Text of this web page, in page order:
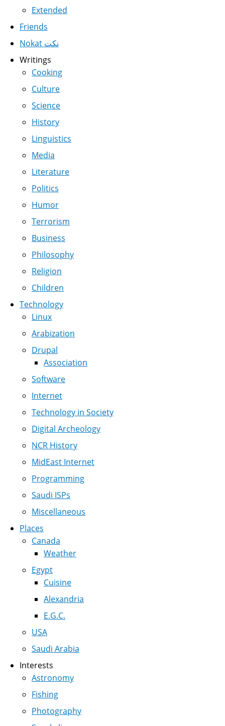
Extended
Friends
Nokat نكت
Writings
Cooking
Culture
Science
History
Linguistics
Media
Literature
Politics
Humor
Terrorism
Business
Philosophy
Religion
Children
Technology
Linux
Arabization
Drupal
Association
Software
Internet
Technology in Society
Digital Archeology
NCR History
MidEast Internet
Programming
Saudi ISPs
Miscellaneous
Places
Canada
Weather
Egypt
Cuisine
Alexandria
E.G.C.
USA
Saudi Arabia
Interests
Astronomy
Fishing
Photography